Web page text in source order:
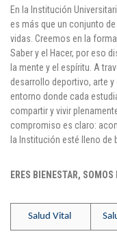
En la Institución
es más que un conjunto
vidas. Creemos en la
Saber y el Hacer, por eso
la mente y el espíritu. A
desarrollo deportivo, arte
entorno donde cada
compartir y vivir
compromiso es claro:
la Institución esté lleno de
ERES BIENESTAR, SOMOS
Salud Vital
Pagos